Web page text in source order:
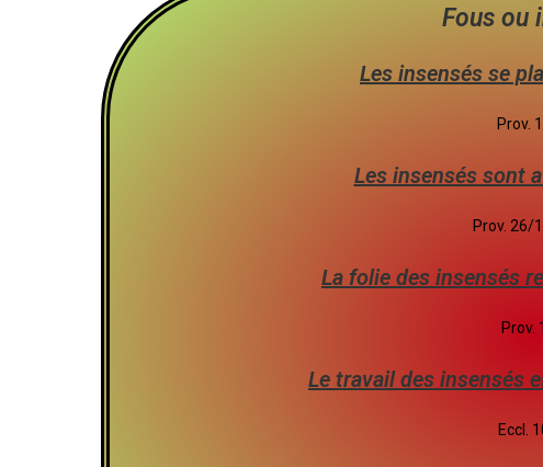
Fous ou
Les insensés se
Prov.
Les insensés sont
Prov. 26/
La folie des insensés
Prov.
Le travail des insensés
Eccl.